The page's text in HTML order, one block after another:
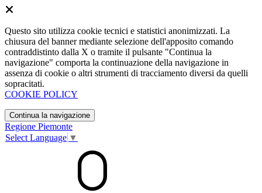
Questo sito utilizza cookie tecnici e statistici anonimizzati. La
chiusura del banner mediante selezione dell'apposito comando
contraddistinto dalla X o tramite il pulsante "Continua la
navigazione" comporta la continuazione della navigazione in
assenza di cookie o altri strumenti di tracciamento diversi da quelli
sopracitati.
COOKIE POLICY
Continua la navigazione
Regione Piemonte
Select Language ▼